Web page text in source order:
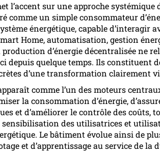
l’accent sur une approche
comme un simple consommateur
énergétique, capable d’interagir
Home, automatisation, gestion
d’énergie décentralisée ne
depuis quelque temps. Ils constituent
d’une transformation clairement
comme l’un des moteurs
la consommation d’énergie,
et d’améliorer le contrôle des coûts,
des utilisatrices et
Le bâtiment évolue ainsi de
et d’apprentissage au service de la